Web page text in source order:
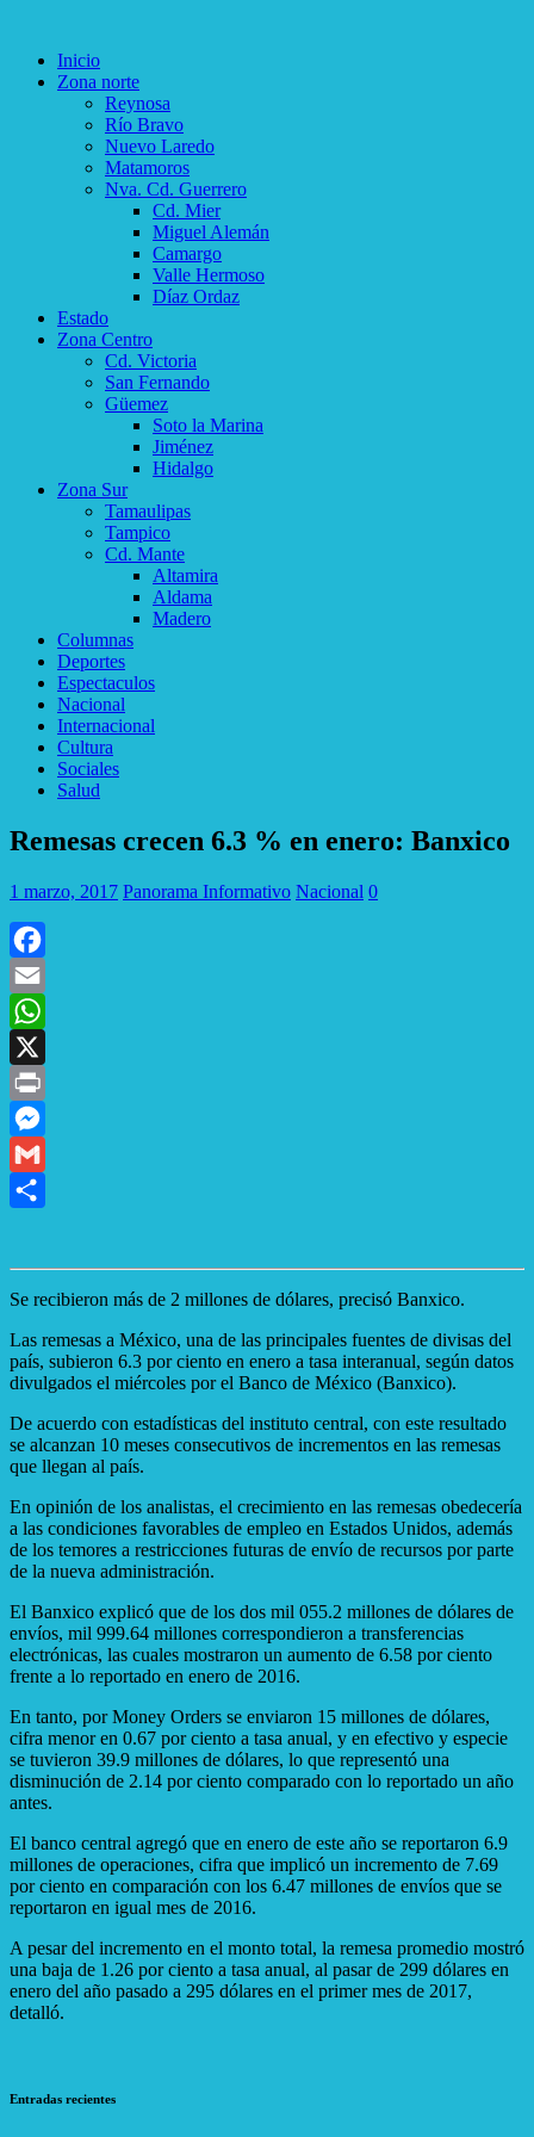
Inicio
Zona norte
Reynosa
Río Bravo
Nuevo Laredo
Matamoros
Nva. Cd. Guerrero
Cd. Mier
Miguel Alemán
Camargo
Valle Hermoso
Díaz Ordaz
Estado
Zona Centro
Cd. Victoria
San Fernando
Güemez
Soto la Marina
Jiménez
Hidalgo
Zona Sur
Tamaulipas
Tampico
Cd. Mante
Altamira
Aldama
Madero
Columnas
Deportes
Espectaculos
Nacional
Internacional
Cultura
Sociales
Salud
Remesas crecen 6.3 % en enero: Banxico
1 marzo, 2017 Panorama Informativo Nacional 0
Facebook
Email
WhatsApp
X
Print
Messenger
Gmail
Se recibieron más de 2 millones de dólares, precisó Banxico.
Las remesas a México, una de las principales fuentes de divisas del
país, subieron 6.3 por ciento en enero a tasa interanual, según datos
divulgados el miércoles por el Banco de México (Banxico).
De acuerdo con estadísticas del instituto central, con este resultado
se alcanzan 10 meses consecutivos de incrementos en las remesas
que llegan al país.
En opinión de los analistas, el crecimiento en las remesas obedecería
a las condiciones favorables de empleo en Estados Unidos, además
de los temores a restricciones futuras de envío de recursos por parte
de la nueva administración.
El Banxico explicó que de los dos mil 055.2 millones de dólares de
envíos, mil 999.64 millones correspondieron a transferencias
electrónicas, las cuales mostraron un aumento de 6.58 por ciento
frente a lo reportado en enero de 2016.
En tanto, por Money Orders se enviaron 15 millones de dólares,
cifra menor en 0.67 por ciento a tasa anual, y en efectivo y especie
se tuvieron 39.9 millones de dólares, lo que representó una
disminución de 2.14 por ciento comparado con lo reportado un año
antes.
El banco central agregó que en enero de este año se reportaron 6.9
millones de operaciones, cifra que implicó un incremento de 7.69
por ciento en comparación con los 6.47 millones de envíos que se
reportaron en igual mes de 2016.
A pesar del incremento en el monto total, la remesa promedio mostró
una baja de 1.26 por ciento a tasa anual, al pasar de 299 dólares en
enero del año pasado a 295 dólares en el primer mes de 2017,
detalló.
Entradas recientes